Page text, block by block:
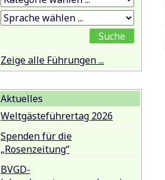
Zeige alle Führungen ...
Aktuelles
Weltgästeführertag 2026
Spenden für die
„Rosenzeitung“
BVGD-